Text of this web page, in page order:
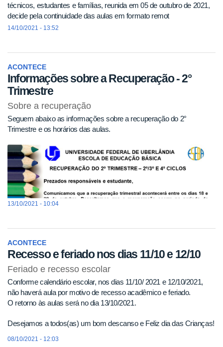
técnicos, estudantes e famílias, reunida em 05 de outubro de 2021,
decide pela continuidade das aulas em formato remot
14/10/2021 - 13:52
ACONTECE
Informações sobre a Recuperação - 2°
Trimestre
Sobre a recuperação
Seguem abaixo as informações sobre a recuperação do 2°
Trimestre e os horários das aulas.
13/10/2021 - 10:04
ACONTECE
Recesso e feriado nos dias 11/10 e 12/10
Feriado e recesso escolar
Conforme calendário escolar, nos dias 11/10/ 2021 e 12/10/2021,
não haverá aula por motivo de recesso acadêmico e feriado.
O retorno às aulas será no dia 13/10/2021.
Desejamos a todos(as) um bom descanso e Feliz dia das Crianças!
08/10/2021 - 12:03